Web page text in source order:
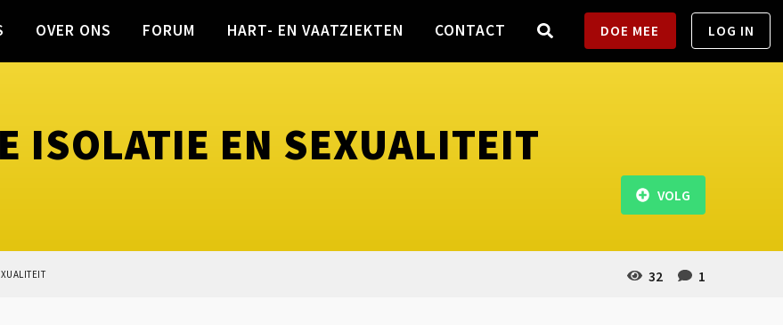
OVER ONS FORUM HART- EN VAATZIEKTEN CONTACT DOE MEE LOG IN
ISOLATIE EN SEXUALITEIT
32 1
VOLG